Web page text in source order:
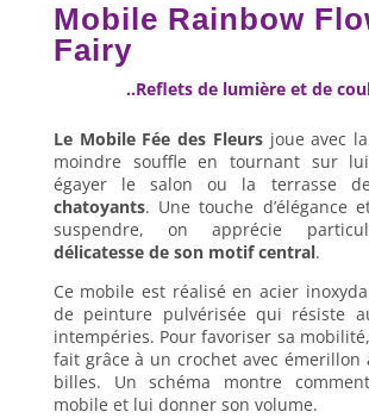
Mobile Rainbow
Fairy
..Reflets de lumière et de
Le Mobile Fée des Fleursjoue avec
moindre souffle en tournant sur
égayer le salon ou la terrasse
chatoyants. Une touche d’élégance
suspendre, on apprécie
délicatesse de son motif central.
Ce mobile est réalisé en acier
de peinture pulvérisée qui résiste
intempéries. Pour favoriser sa
fait grâce à un crochet avec émerillon
billes. Un schéma montre
mobile et lui donner son volume.